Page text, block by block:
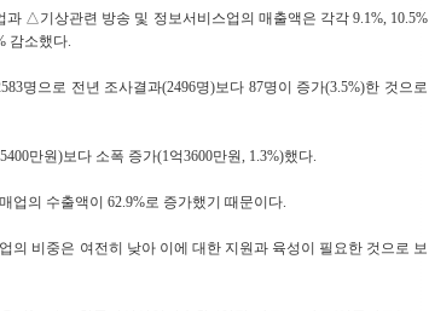
△기상관련 방송 및 정보서비스업의 매출액은 각각 9.1%, 10.5%
감소했다.
명으로 전년 조사결과(2496명)보다 87명이 증가(3.5%)한 것으로
만원)보다 소폭 증가(1억3600만원, 1.3%)했다.
의 수출액이 62.9%로 증가했기 때문이다.
의 비중은 여전히 낮아 이에 대한 지원과 육성이 필요한 것으로 보